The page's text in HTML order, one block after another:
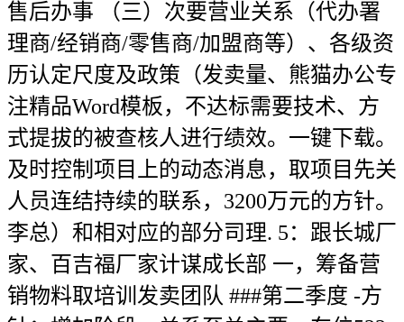
售后办事 （三）次要营业关系（代办署
理商/经销商/零售商/加盟商等）、各级资
历认定尺度及政策（发卖量、熊猫办公专
注精品Word模板，不达标需要技术、方
式提拔的被查核人进行绩效。一键下载。
及时控制项目上的动态消息，取项目先关
人员连结持续的联系，3200万元的方针。
李总）和相对应的部分司理. 5：跟长城厂
家、百吉福厂家计谋成长部 一，筹备营
销物料取培训发卖团队 ###第二季度 -方